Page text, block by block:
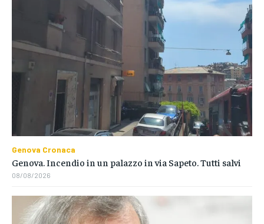
Genova Cronaca
Genova. Incendio in un palazzo in via Sapeto. Tutti salvi
08/08/2026